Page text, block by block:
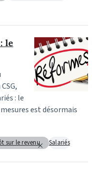
le
: le
est désormais
sur le revenu Salariés